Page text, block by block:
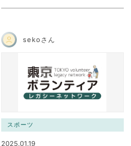
sekoさん
スポーツ
2025.01.19